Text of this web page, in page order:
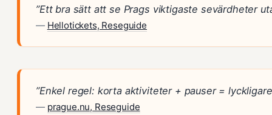
”Ett bra sätt att se Prags viktigaste sevärdheter
— Hellotickets, Reseguide
”Enkel regel: korta aktiviteter + pauser =
— prague.nu, Reseguide